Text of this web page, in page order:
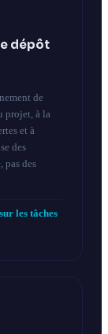
dépôt
de
projet, à la
et à
des
pas des
les tâches